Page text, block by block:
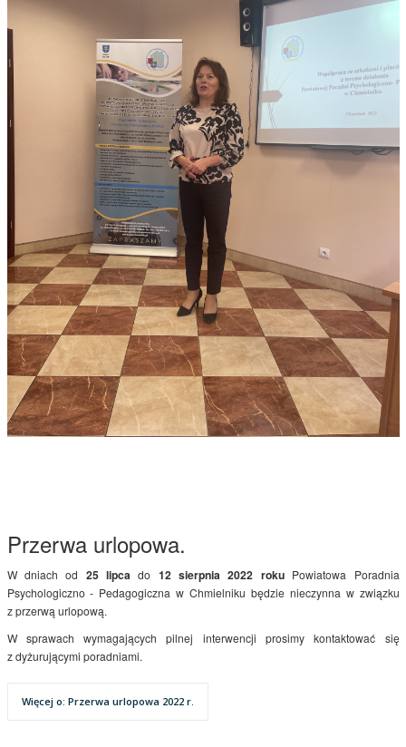
Przerwa urlopowa.
W dniach od 25 lipcado 12 sierpnia 2022 rokuPowiatowa Poradnia
Psychologiczno - Pedagogiczna w Chmielniku będzie nieczynna w związku
z przerwą urlopową.
W sprawach wymagających pilnej interwencji prosimy kontaktować się
z dyżurującymi poradniami.
Więcej o: Przerwa urlopowa 2022 r.